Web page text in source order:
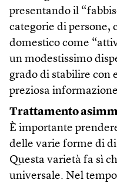
presentando il
categorie di persone,
domestico come
un modestissimo
grado di stabilire con
preziosa
Trattamento
È importante
delle varie forme di
Questa varietà fa sì
universale. Nel